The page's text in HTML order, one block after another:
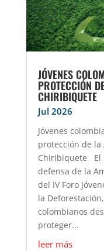
JÓVENES
PROTECCIÓN
CHIRIBIQUETE
Jul 2026
Jóvenes
protección de la
Chiribiquete El
defensa de la
del IV Foro
la
colombianos
proteger...
leer más